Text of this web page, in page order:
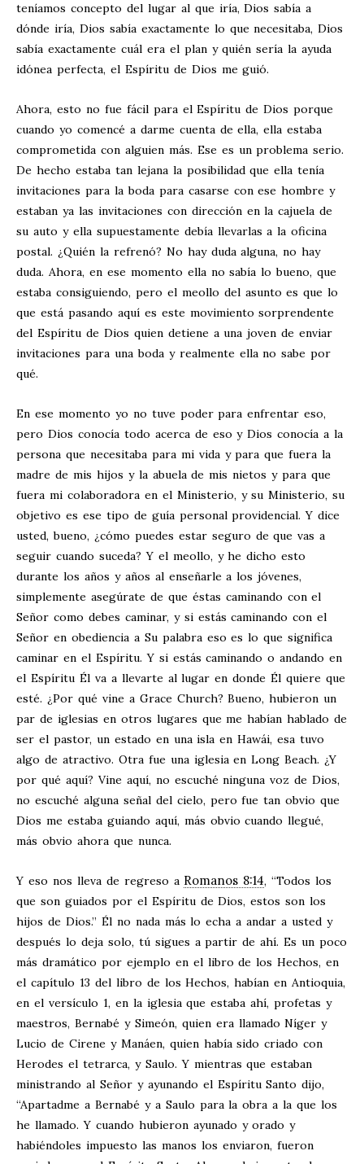
teníamos concepto del lugar al que iría, Dios sabía a
dónde iría, Dios sabía exactamente lo que necesitaba, Dios
sabía exactamente cuál era el plan y quién sería la ayuda
idónea perfecta, el Espíritu de Dios me guió.
Ahora, esto no fue fácil para el Espíritu de Dios porque
cuando yo comencé a darme cuenta de ella, ella estaba
comprometida con alguien más. Ese es un problema serio.
De hecho estaba tan lejana la posibilidad que ella tenía
invitaciones para la boda para casarse con ese hombre y
estaban ya las invitaciones con dirección en la cajuela de
su auto y ella supuestamente debía llevarlas a la oficina
postal. ¿Quién la refrenó? No hay duda alguna, no hay
duda. Ahora, en ese momento ella no sabía lo bueno, que
estaba consiguiendo, pero el meollo del asunto es que lo
que está pasando aquí es este movimiento sorprendente
del Espíritu de Dios quien detiene a una joven de enviar
invitaciones para una boda y realmente ella no sabe por
qué.
En ese momento yo no tuve poder para enfrentar eso,
pero Dios conocía todo acerca de eso y Dios conocía a la
persona que necesitaba para mi vida y para que fuera la
madre de mis hijos y la abuela de mis nietos y para que
fuera mi colaboradora en el Ministerio, y su Ministerio, su
objetivo es ese tipo de guía personal providencial. Y dice
usted, bueno, ¿cómo puedes estar seguro de que vas a
seguir cuando suceda? Y el meollo, y he dicho esto
durante los años y años al enseñarle a los jóvenes,
simplemente asegúrate de que éstas caminando con el
Señor como debes caminar, y si estás caminando con el
Señor en obediencia a Su palabra eso es lo que significa
caminar en el Espíritu. Y si estás caminando o andando en
el Espíritu Él va a llevarte al lugar en donde Él quiere que
esté. ¿Por qué vine a Grace Church? Bueno, hubieron un
par de iglesias en otros lugares que me habían hablado de
ser el pastor, un estado en una isla en Hawái, esa tuvo
algo de atractivo. Otra fue una iglesia en Long Beach. ¿Y
por qué aquí? Vine aquí, no escuché ninguna voz de Dios,
no escuché alguna señal del cielo, pero fue tan obvio que
Dios me estaba guiando aquí, más obvio cuando llegué,
más obvio ahora que nunca.
Y eso nos lleva de regreso a Romanos 8:14, “Todos los
que son guiados por el Espíritu de Dios, estos son los
hijos de Dios.” Él no nada más lo echa a andar a usted y
después lo deja solo, tú sigues a partir de ahí. Es un poco
más dramático por ejemplo en el libro de los Hechos, en
el capítulo 13 del libro de los Hechos, habían en Antioquia,
en el versículo 1, en la iglesia que estaba ahí, profetas y
maestros, Bernabé y Simeón, quien era llamado Níger y
Lucio de Cirene y Manáen, quien había sido criado con
Herodes el tetrarca, y Saulo. Y mientras que estaban
ministrando al Señor y ayunando el Espíritu Santo dijo,
“Apartadme a Bernabé y a Saulo para la obra a la que los
he llamado. Y cuando hubieron ayunado y orado y
habiéndoles impuesto las manos los enviaron, fueron